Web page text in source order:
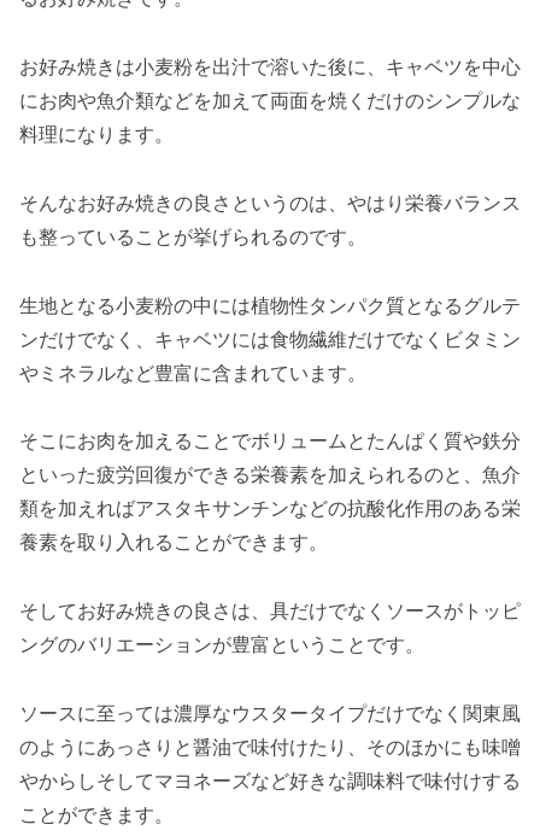
お好み焼きは小麦粉を出汁で溶いた後に、キャベツを中心
にお肉や魚介類などを加えて両面を焼くだけのシンプルな
料理になります。
そんなお好み焼きの良さというのは、やはり栄養バランス
も整っていることが挙げられるのです。
生地となる小麦粉の中には植物性タンパク質となるグルテ
ンだけでなく、キャベツには食物繊維だけでなくビタミン
やミネラルなど豊富に含まれています。
そこにお肉を加えることでボリュームとたんぱく質や鉄分
といった疲労回復ができる栄養素を加えられるのと、魚介
類を加えればアスタキサンチンなどの抗酸化作用のある栄
養素を取り入れることができます。
そしてお好み焼きの良さは、具だけでなくソースがトッピ
ングのバリエーションが豊富ということです。
ソースに至っては濃厚なウスタータイプだけでなく関東風
のようにあっさりと醤油で味付けたり、そのほかにも味噌
やからしそしてマヨネーズなど好きな調味料で味付けする
ことができます。